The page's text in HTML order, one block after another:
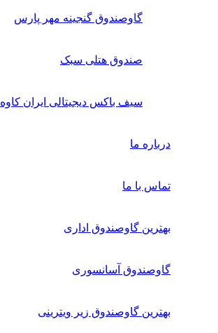
گاوصندوق گنجینه مهر پارس
صندوق هتلی سبک
سیف باکس دیجیتالی ایران کاوه
درباره ما
تماس با ما
بهترین گاوصندوق اداری
گاوصندوق آسانسوری
بهترین گاوصندوق زیر ویترینی